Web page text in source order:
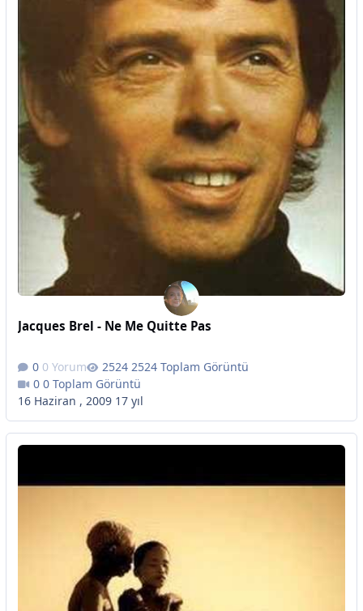
Jacques Brel - Ne Me Quitte Pas
0 Yorum
2524 Toplam Görüntü
0 Toplam Görüntü
16 Haziran , 2009 17 yıl